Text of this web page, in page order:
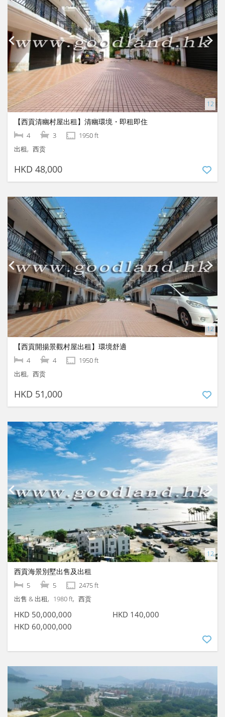
【西貢清幽村屋出租】清幽環境・即租即住
4 3
1950 ft
出租
西贡
HKD 48,000
【西貢開揚景觀村屋出租】環境舒適
4 4
1950 ft
出租
西贡
HKD 51,000
西貢海景別墅出售及出租
5 5
2475 ft
出售 & 出租
1980 ft 西贡
HKD 50,000,000
HKD 60,000,000
HKD 140,000